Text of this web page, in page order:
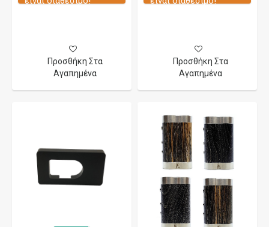
Προσθήκη Στα
Αγαπημένα
Προσθήκη Στα
Αγαπημένα